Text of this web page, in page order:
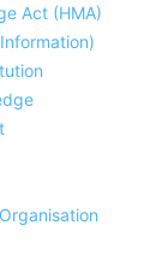
Act (HMA)